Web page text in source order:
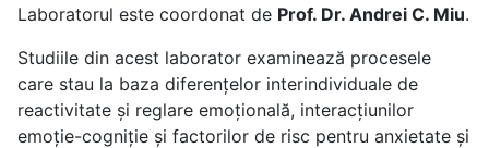
Laboratorul este coordonat de Prof. Dr. Andrei C. Miu.
Studiile din acest laborator examinează procesele
care stau la baza diferențelor interindividuale de
reactivitate și reglare emoțională, interacțiunilor
emoție-cogniție și factorilor de risc pentru anxietate și